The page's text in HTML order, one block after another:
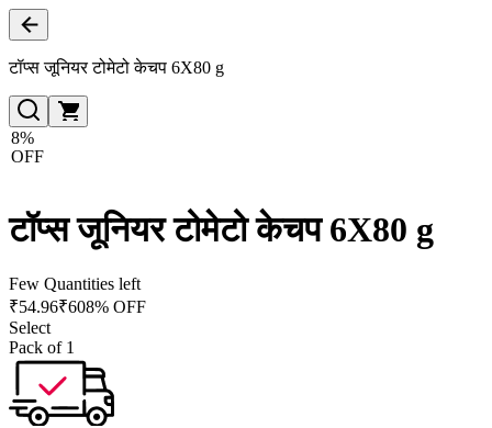
टॉप्स जूनियर टोमेटो केचप 6X80 g
8%
OFF
टॉप्स जूनियर टोमेटो केचप 6X80 g
Few Quantities left
₹54.96₹608% OFF
Select
Pack of 1